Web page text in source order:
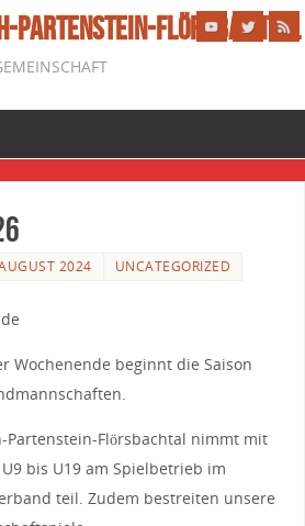
PARTENSTEIN-FLÖRSBACHTAL
2024 UNCATEGORIZED
Wochenende beginnt die Saison
Partenstein-Flörsbachtal nimmt mit
bis U19 am Spielbetrieb im
teil. Zudem bestreiten unsere